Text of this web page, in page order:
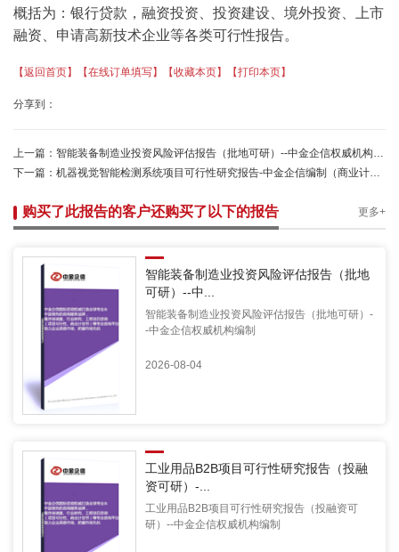
概括为：银行贷款，融资投资、投资建设、境外投资、上市
融资、申请高新技术企业等各类可行性报告。
【返回首页】 【在线订单填写】 【收藏本页】 【打印本页】
分享到：
上一篇： 智能装备制造业投资风险评估报告（批地可研）--中金企信权威机构编制
下一篇： 机器视觉智能检测系统项目可行性研究报告-中金企信编制（商业计划书）
购买了此报告的客户还购买了以下的报告 更多+
智能装备制造业投资风险评估报告（批地
可研）--中...
智能装备制造业投资风险评估报告（批地可研）-
-中金企信权威机构编制
2026-08-04
工业用品B2B项目可行性研究报告（投融
资可研）-...
工业用品B2B项目可行性研究报告（投融资可
研）--中金企信权威机构编制